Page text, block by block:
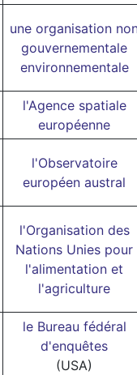
une organisation
gouvernementale
environnementale
l'Agence spatiale
européenne
l'Observatoire
européen austral
l'Organisation des
Nations Unies pour
l'alimentation et
l'agriculture
le Bureau fédéral
d'enquêtes
(USA)